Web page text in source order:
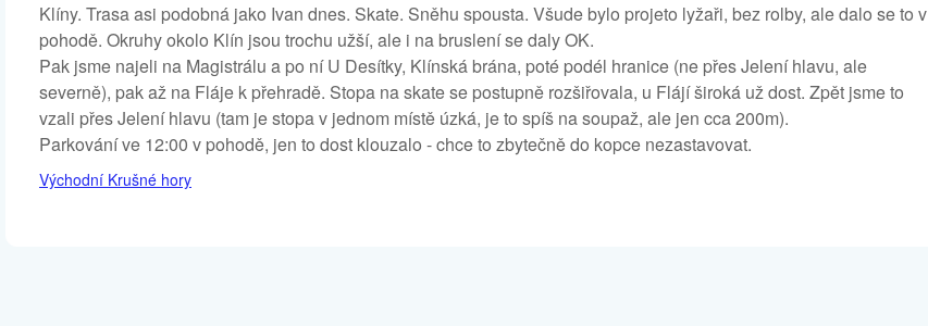
Klíny. Trasa asi podobná jako Ivan dnes. Skate. Sněhu spousta. Všude bylo projeto lyžaři, bez rolby, ale dalo se to v
pohodě. Okruhy okolo Klín jsou trochu užší, ale i na bruslení se daly OK.
Pak jsme najeli na Magistrálu a po ní U Desítky, Klínská brána, poté podél hranice (ne přes Jelení hlavu, ale
severně), pak až na Fláje k přehradě. Stopa na skate se postupně rozšiřovala, u Flájí široká už dost. Zpět jsme to
vzali přes Jelení hlavu (tam je stopa v jednom místě úzká, je to spíš na soupaž, ale jen cca 200m).
Parkování ve 12:00 v pohodě, jen to dost klouzalo - chce to zbytečně do kopce nezastavovat.
Východní Krušné hory